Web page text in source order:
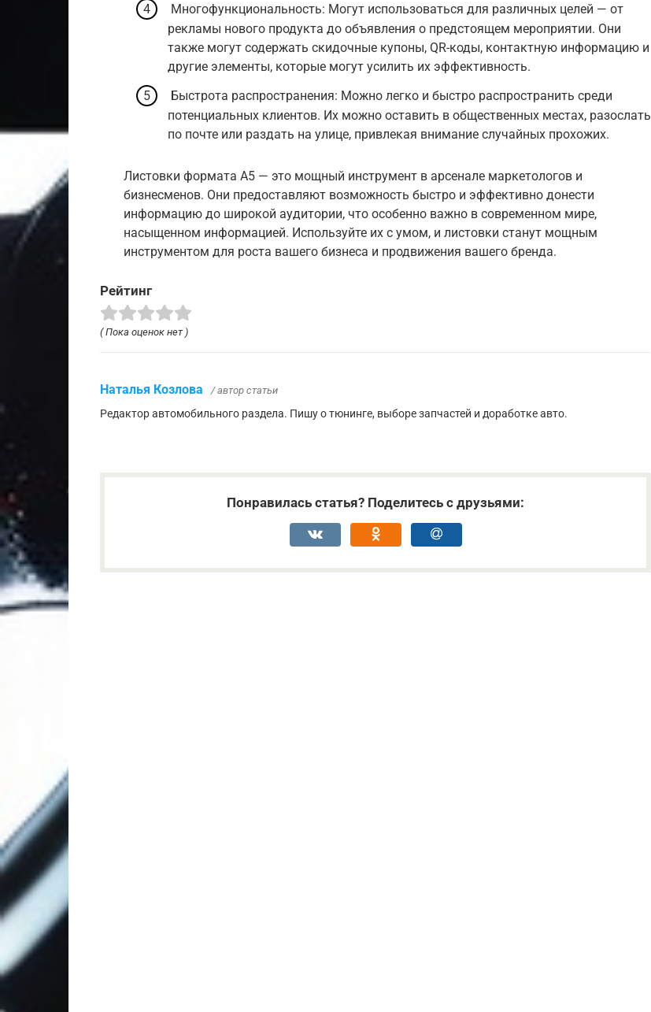
Многофункциональность: Могут использоваться для различных целей — от
рекламы нового продукта до объявления о предстоящем мероприятии. Они
также могут содержать скидочные купоны, QR-коды, контактную информацию и
другие элементы, которые могут усилить их эффективность.
Быстрота распространения: Можно легко и быстро распространить среди
потенциальных клиентов. Их можно оставить в общественных местах, разослать
по почте или раздать на улице, привлекая внимание случайных прохожих.
Листовки формата A5 — это мощный инструмент в арсенале маркетологов и
бизнесменов. Они предоставляют возможность быстро и эффективно донести
информацию до широкой аудитории, что особенно важно в современном мире,
насыщенном информацией. Используйте их с умом, и листовки станут мощным
инструментом для роста вашего бизнеса и продвижения вашего бренда.
Рейтинг
( Пока оценок нет )
Наталья Козлова / автор статьи
Редактор автомобильного раздела. Пишу о тюнинге, выборе запчастей и доработке авто.
Понравилась статья? Поделитесь с друзьями: